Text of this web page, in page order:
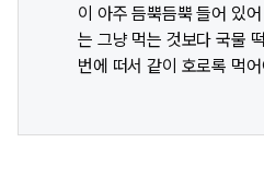
이 아주 듬뿍듬뿍 들어 있
는 그냥 먹는 것보다 국물
번에 떠서 같이 호로록 먹